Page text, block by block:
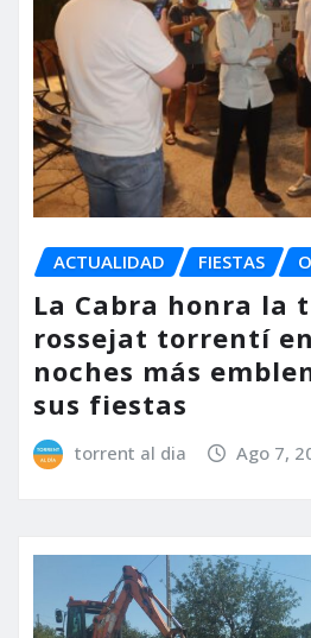
ACTUALIDAD FIESTAS
La Cabra honra la
rossejat torrentí
noches más
sus fiestas
torrent al dia Ago 7,